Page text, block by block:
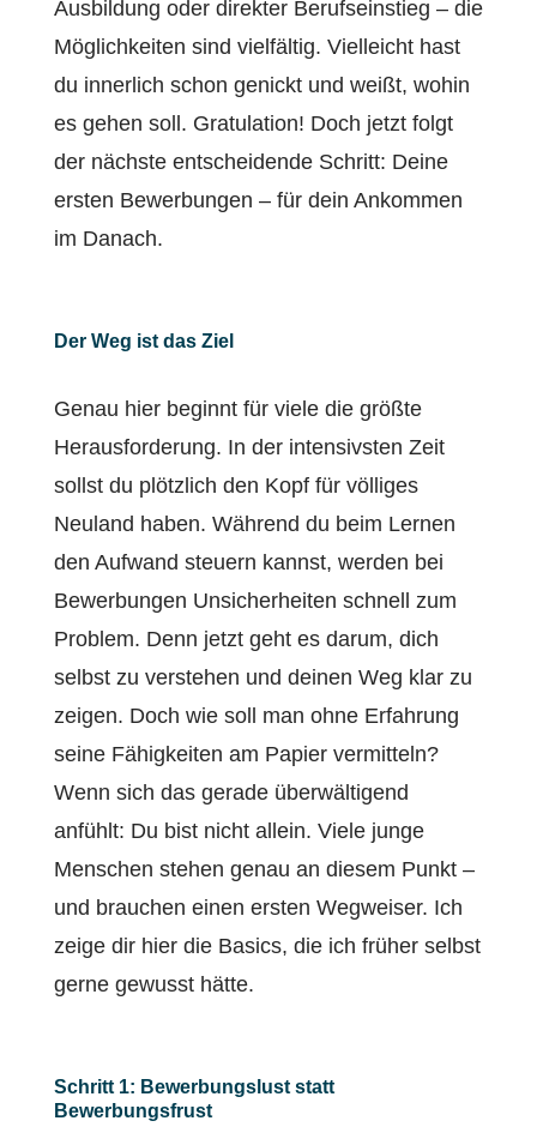
Ausbildung oder direkter Berufseinstieg – die
Möglichkeiten sind vielfältig. Vielleicht hast
du innerlich schon genickt und weißt, wohin
es gehen soll. Gratulation! Doch jetzt folgt
der nächste entscheidende Schritt: Deine
ersten Bewerbungen – für dein Ankommen
im Danach.
Der Weg ist das Ziel
Genau hier beginnt für viele die größte
Herausforderung. In der intensivsten Zeit
sollst du plötzlich den Kopf für völliges
Neuland haben. Während du beim Lernen
den Aufwand steuern kannst, werden bei
Bewerbungen Unsicherheiten schnell zum
Problem. Denn jetzt geht es darum, dich
selbst zu verstehen und deinen Weg klar zu
zeigen. Doch wie soll man ohne Erfahrung
seine Fähigkeiten am Papier vermitteln?
Wenn sich das gerade überwältigend
anfühlt: Du bist nicht allein. Viele junge
Menschen stehen genau an diesem Punkt –
und brauchen einen ersten Wegweiser. Ich
zeige dir hier die Basics, die ich früher selbst
gerne gewusst hätte.
Schritt 1: Bewerbungslust statt
Bewerbungsfrust